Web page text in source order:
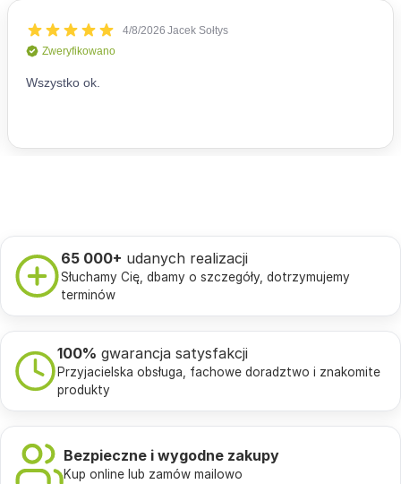
65 000+ udanych realizacji
Słuchamy Cię, dbamy o szczegóły, dotrzymujemy
terminów
100% gwarancja satysfakcji
Przyjacielska obsługa, fachowe doradztwo i znakomite
produkty
Bezpieczne i wygodne zakupy
Kup online lub zamów mailowo